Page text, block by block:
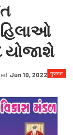
યોજાશે
गुजरात
Jun 10, 2022